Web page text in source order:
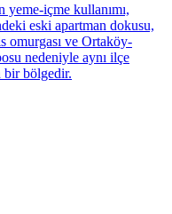
yeme-içme kullanımı,
eski apartman dokusu,
omurgası ve Ortaköy-
nedeniyle aynı ilçe
bir bölgedir.